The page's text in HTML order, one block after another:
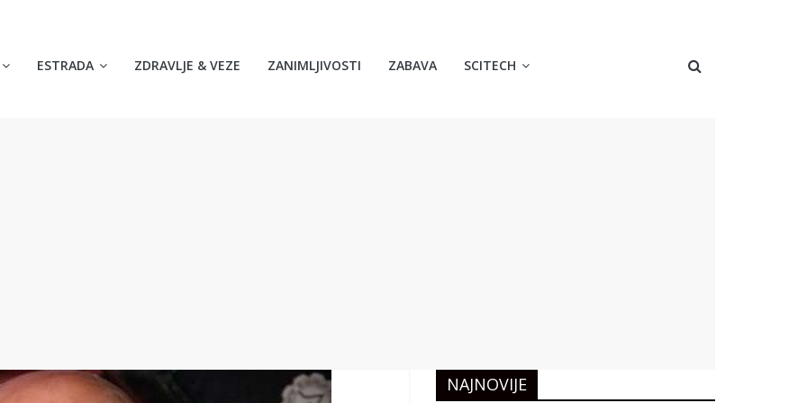
ESTRADA ZDRAVLJE & VEZE ZANIMLJIVOSTI ZABAVA SCITECH
NAJNOVIJE